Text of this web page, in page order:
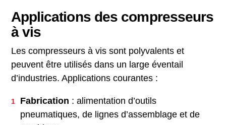
Applications des compresseurs
à vis
Les compresseurs à vis sont polyvalents et
peuvent être utilisés dans un large éventail
d’industries. Applications courantes :
Fabrication : alimentation d’outils
pneumatiques, de lignes d’assemblage et de